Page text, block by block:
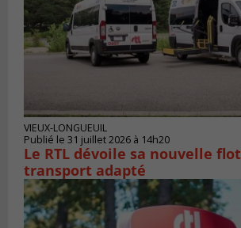
VIEUX-LONGUEUIL
Publié le 31 juillet 2026 à 14h20
Le RTL dévoile sa nouvelle
transport adapté